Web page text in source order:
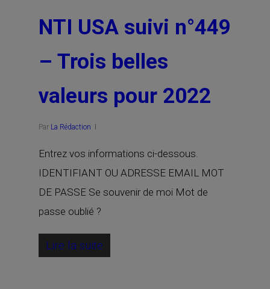
NTI USA suivi n°449
– Trois belles
valeurs pour 2022
Par La Rédaction
Entrez vos informations ci-dessous.
IDENTIFIANT OU ADRESSE EMAIL MOT
DE PASSE Se souvenir de moi Mot de
passe oublié ?
Lire la suite